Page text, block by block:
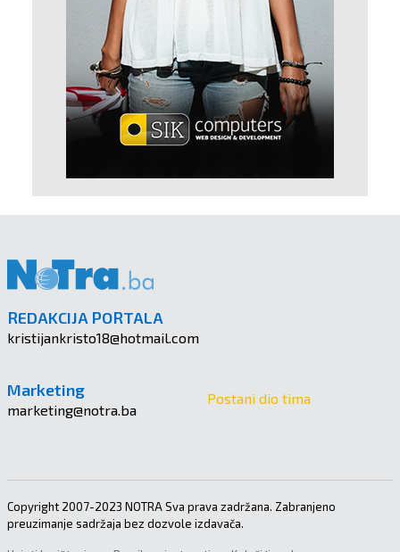
REDAKCIJA PORTALA
kristijankristo18@hotmail.com
Marketing
marketing@notra.ba
Postani dio tima
Copyright 2007-2023 NOTRA Sva prava zadržana. Zabranjeno
preuzimanje sadržaja bez dozvole izdavača.